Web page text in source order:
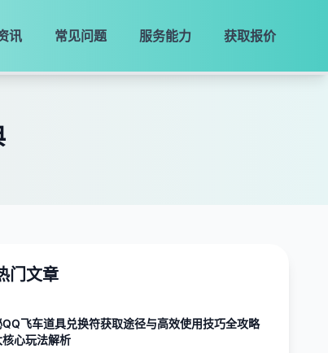
讯 常见问题 服务能力 获取报价
门文章
飞车道具兑换符获取途径与高效使用技巧全攻略
核心玩法解析